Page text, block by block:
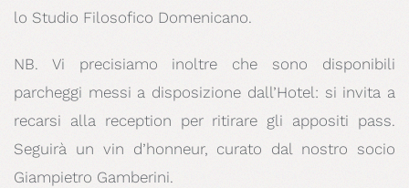
lo Studio Filosofico Domenicano.
NB. Vi precisiamo inoltre che sono disponibili
parcheggi messi a disposizione dall’Hotel: si invita a
recarsi alla reception per ritirare gli appositi pass.
Seguirà un vin d’honneur, curato dal nostro socio
Giampietro Gamberini.